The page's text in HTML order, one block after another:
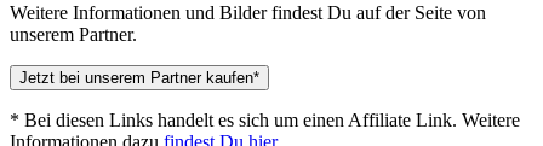
Weitere Informationen und Bilder findest Du auf der Seite von
unserem Partner.
Jetzt bei unserem Partner kaufen*
* Bei diesen Links handelt es sich um einen Affiliate Link. Weitere
Informationen dazu findest Du hier.